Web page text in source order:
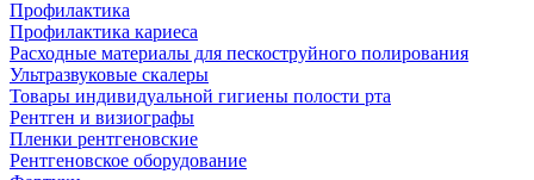
Профилактика
Профилактика кариеса
Расходные материалы для пескоструйного полирования
Ультразвуковые скалеры
Товары индивидуальной гигиены полости рта
Рентген и визиографы
Пленки рентгеновские
Рентгеновское оборудование